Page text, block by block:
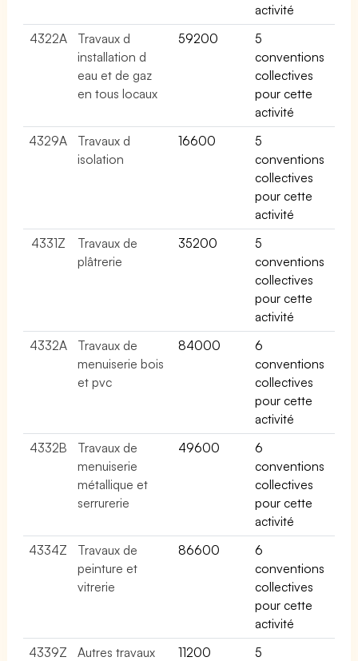
activité
4322A
Travaux d
installation d
eau et de gaz
en tous locaux
59200
5
conventions
collectives
pour cette
activité
4329A
Travaux d
isolation
16600
5
conventions
collectives
pour cette
activité
4331Z
Travaux de
plâtrerie
35200
5
conventions
collectives
pour cette
activité
4332A
Travaux de
menuiserie bois
et pvc
84000
6
conventions
collectives
pour cette
activité
4332B
Travaux de
menuiserie
métallique et
serrurerie
49600
6
conventions
collectives
pour cette
activité
4334Z
Travaux de
peinture et
vitrerie
86600
6
conventions
collectives
pour cette
activité
4339Z
Autres travaux
11200
5